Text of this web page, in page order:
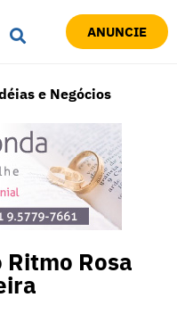
ANUNCIE
e Negócios
Rosa